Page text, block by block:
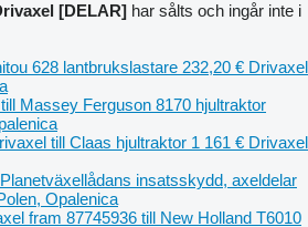
[DELAR] har sålts och ingår inte i
628 lantbrukslastare 232,20 € Drivaxel
Massey Ferguson 8170 hjultraktor
till Claas hjultraktor 1 161 € Drivaxel
insatsskydd, axeldelar
Opalenica
fram 87745936 till New Holland T6010